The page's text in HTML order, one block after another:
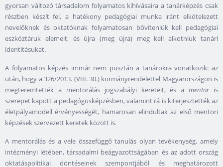
gyorsan változó társadalom folyamatos kihívásaira a tanárképzés csak
részben készít fel, a hatékony pedagógiai munka iránt elkötelezett
nevelőknek és oktatóknak folyamatosan bővíteniük kell pedagógiai
eszköztáruk elemeit, és újra (meg újra) meg kell alkotniuk tanári
identitásukat.
A folyamatos képzés immár nem pusztán a tanárokra vonatkozik: az
után, hogy a 326/2013. (VIII. 30.) kormányrendelettel Magyarországon is
megteremtették a mentorálás jogszabályi kereteit, és amentoris
szerepet kapott a pedagógusképzésben, valamint rá is kiterjesztették az
életpályamodell érvényességét, hamarosan elindultak az első mentori
képzések szervezett keretek között is.
A mentorálás és a vele összefüggő tanulás olyan tevékenység, amely
intézményi létében, társadalmi beágyazottságában és az adott ország
oktatáspolitikai döntéseinek szempontjából és meghatározott